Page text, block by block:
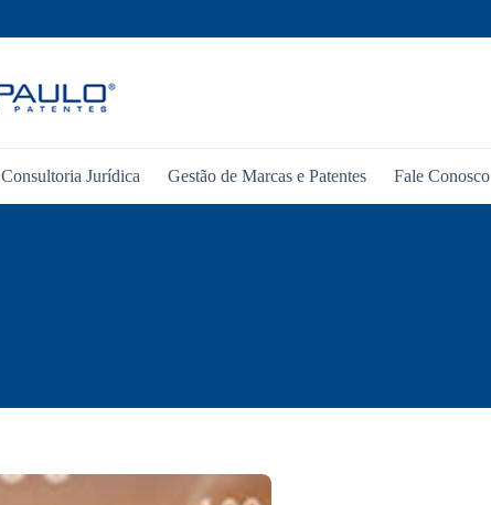
Consultoria Jurídica Gestão de Marcas e Patentes Fale Conosco